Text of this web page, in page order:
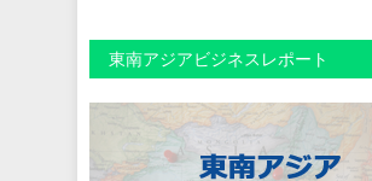
東南アジアビジネスレポート